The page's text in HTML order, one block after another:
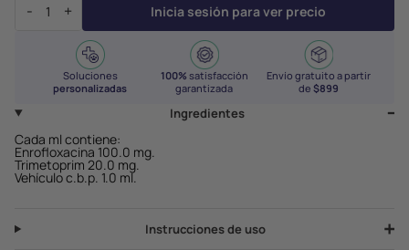
- + Inicia sesión para ver precio
Soluciones
personalizadas
100% satisfacción
garantizada
Envío gratuito a partir
de$899
Ingredientes
Cada ml contiene:
Enrofloxacina 100.0 mg.
Trimetoprim 20.0 mg.
Vehículo c.b.p. 1.0 ml.
Instrucciones de uso